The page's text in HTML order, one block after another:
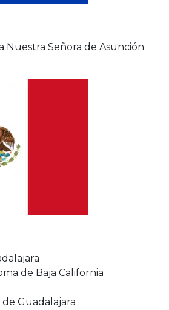
Nuestra Señora de Asunción
de Baja California
Guadalajara